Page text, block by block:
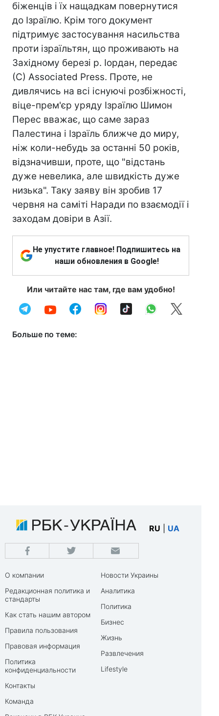
біженців і їх нащадкам повернутися
до Ізраїлю. Крім того документ
підтримує застосування насильства
проти ізраїльтян, що проживають на
Західному березі р. Іордан, передає
(С) Associated Press. Проте, не
дивлячись на всі існуючі розбіжності,
віце-прем'єр уряду Ізраїлю Шимон
Перес вважає, що саме зараз
Палестина і Ізраїль ближче до миру,
ніж коли-небудь за останні 50 років,
відзначивши, проте, що "відстань
дуже невелика, але швидкість дуже
низька". Таку заяву він зробив 17
червня на саміті Наради по взаємодії і
заходам довіри в Азії.
Не упустите главное! Подпишитесь на
наши обновления в Google!
Или читайте нас там, где вам удобно!
Больше по теме:
RU UA
О компании
Редакционная политика и
стандарты
Как стать нашим автором
Правила пользования
Правовая информация
Политика
конфиденциальности
Контакты
Команда
Новости Украины
Аналитика
Политика
Бизнес
Жизнь
Развлечения
Lifestyle